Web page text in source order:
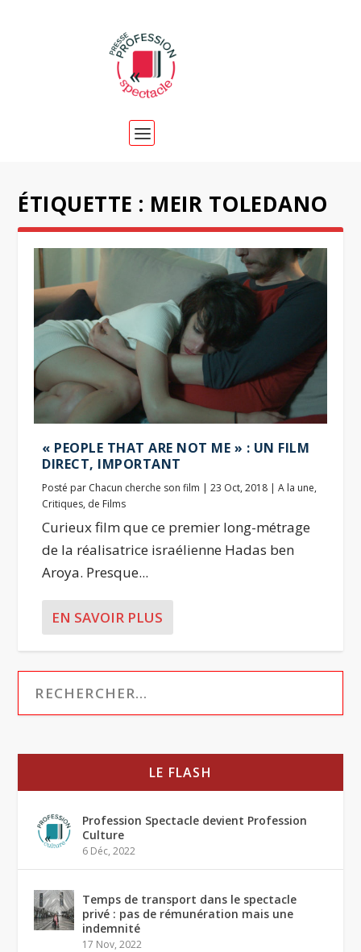
ÉTIQUETTE : MEIR TOLEDANO
« PEOPLE THAT ARE NOT ME » : UN FILM
DIRECT, IMPORTANT
Posté par Chacun cherche son film |23 Oct, 2018 |A la une,
Critiques, de Films
Curieux film que ce premier long-métrage
de la réalisatrice israélienne Hadas ben
Aroya. Presque...
EN SAVOIR PLUS
LE FLASH
Profession Spectacle devient Profession
Culture
6 Déc, 2022
Temps de transport dans le spectacle
privé : pas de rémunération mais une
indemnité
17 Nov, 2022